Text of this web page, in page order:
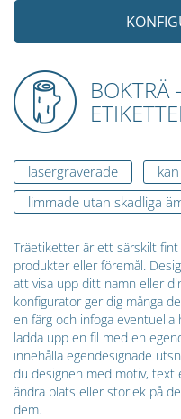
BOKTRÄ
lasergraverade
limmade utan skadliga
Träetiketter är ett särskilt
produkter eller föremål.
att visa upp ditt namn eller
konfigurator ger dig många
en färg och infoga eventuella
ladda upp en fil med en
innehålla egendesignade
du designen med motiv,
ändra plats eller storlek på
dem.